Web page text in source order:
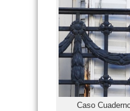
Caso